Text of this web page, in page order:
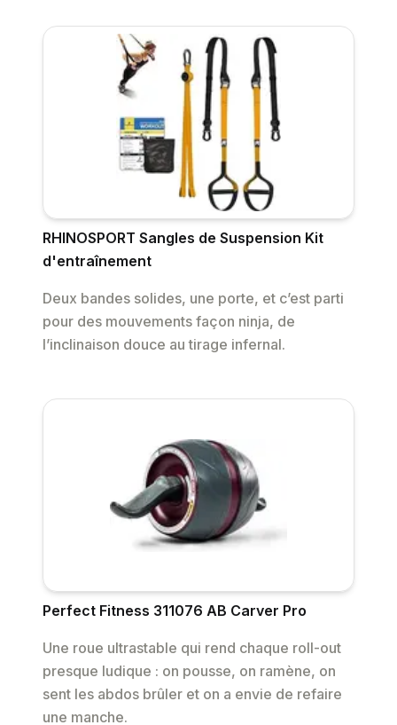
RHINOSPORT Sangles de Suspension Kit
d'entraînement
Deux bandes solides, une porte, et c’est parti
pour des mouvements façon ninja, de
l’inclinaison douce au tirage infernal.
Perfect Fitness 311076 AB Carver Pro
Une roue ultrastable qui rend chaque roll-out
presque ludique : on pousse, on ramène, on
sent les abdos brûler et on a envie de refaire
une manche.